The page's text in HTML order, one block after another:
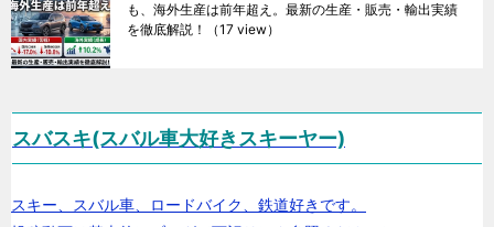
も、海外生産は前年超え。最新の生産・販売・輸出実績
を徹底解説！
（17 view）
スバスキ(スバル車大好きスキーヤー)
スキー、スバル車、ロードバイク、鉄道好きです。